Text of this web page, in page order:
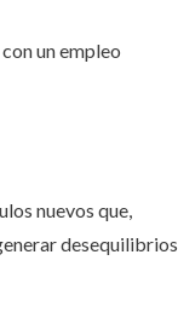
un empleo
nuevos que,
desequilibrios